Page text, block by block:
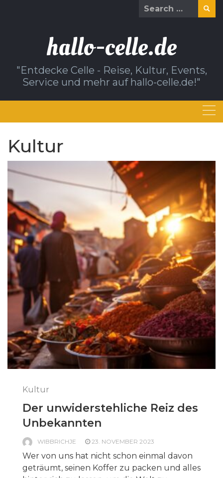
Search
hallo-celle.de
"Entdecke Celle - Reise, Kultur, Events,
Service und mehr auf hallo-celle.de!"
Kultur
Kultur
Der unwiderstehliche Reiz des
Unbekannten
WIBBRICHJE 23. NOVEMBER 2023
Wer von uns hat nicht schon einmal davon
geträumt, seinen Koffer zu packen und alles